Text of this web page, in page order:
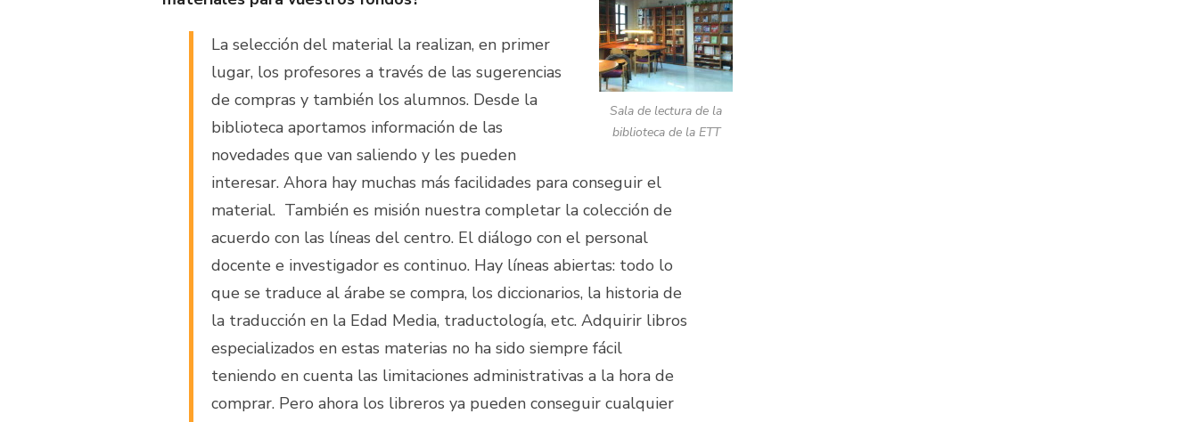
Sala de lectura de la
biblioteca de la ETT
La selección del material la realizan, en primer
lugar, los profesores a través de las sugerencias
de compras y también los alumnos. Desde la
biblioteca aportamos información de las
novedades que van saliendo y les pueden
interesar. Ahora hay muchas más facilidades para conseguir el
material. También es misión nuestra completar la colección de
acuerdo con las líneas del centro. El diálogo con el personal
docente e investigador es continuo. Hay líneas abiertas: todo lo
que se traduce al árabe se compra, los diccionarios, la historia de
la traducción en la Edad Media, traductología, etc. Adquirir libros
especializados en estas materias no ha sido siempre fácil
teniendo en cuenta las limitaciones administrativas a la hora de
comprar. Pero ahora los libreros ya pueden conseguir cualquier